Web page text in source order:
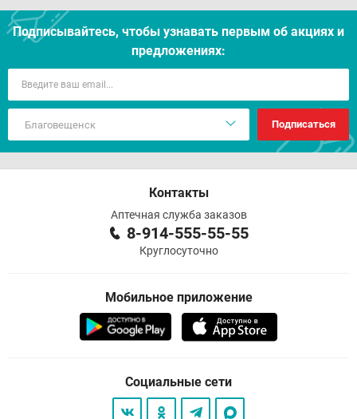
Подписывайтесь, чтобы узнавать первым об акцияx и
предложениях:
Подписаться
Контакты
Аптечная служба заказов
8-914-555-55-55
Круглосуточно
Мобильное приложение
Социальные сети